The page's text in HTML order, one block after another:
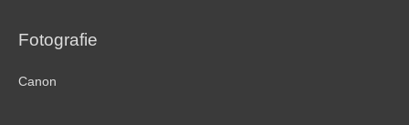
Fotografie
Canon